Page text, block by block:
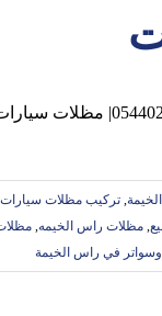
, تركيب مظلات
, مظلات راس الخيمه,
في راس الخيمة